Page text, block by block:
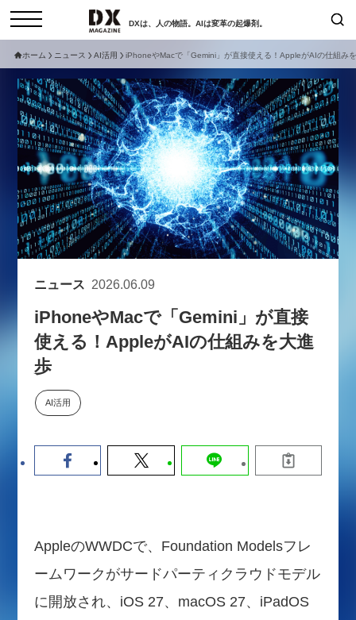
DXは、人の物語。AIは変革の起爆剤。
コラム インタビュー
セミナー ニュース
サービスメニュー 日本オムニチャネル協会
トップページ
特集
動画
サイトマップ
お問い合わせ
個人情報保護法について
採用情報
検索
現在開催予定のセミナー
セミナー
非公開: 【8/6開催】AIエージェン
ト時代、日本企業は何から始める
新潮流から学ぶ〜
セミナー
【8/12開催】「イノベーションを
ホーム ニュース AI活用 iPhoneやMacで「Gemini」が直接使える！AppleがAIの仕組み
ニュース 2026.06.09
iPhoneやMacで「Gemini」が直接
使える！AppleがAIの仕組みを大進
歩
AI活用
AppleのWWDCで、Foundation Modelsフレ
ームワークがサードパーティクラウドモデル
に開放され、iOS 27、macOS 27、iPadOS